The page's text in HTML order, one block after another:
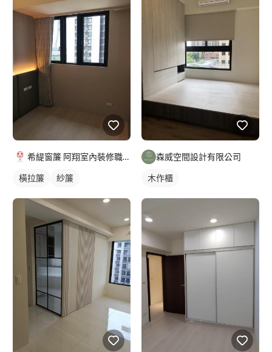
希緹窗簾 阿翔室內裝修職人
橫拉簾 紗簾
森威空間設計有限公司
木作櫃